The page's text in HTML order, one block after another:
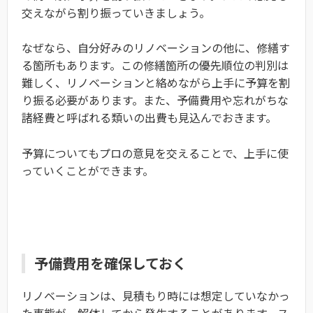
交えながら割り振っていきましょう。
なぜなら、自分好みのリノベーションの他に、修繕す
る箇所もあります。この修繕箇所の優先順位の判別は
難しく、リノベーションと絡めながら上手に予算を割
り振る必要があります。また、予備費用や忘れがちな
諸経費と呼ばれる類いの出費も見込んでおきます。
予算についてもプロの意見を交えることで、上手に使
っていくことができます。
予備費用を確保しておく
リノベーションは、見積もり時には想定していなかっ